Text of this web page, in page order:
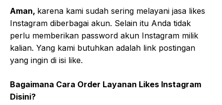
Aman, karena kami sudah sering melayani jasa likes
Instagram diberbagai akun. Selain itu Anda tidak
perlu memberikan password akun Instagram milik
kalian. Yang kami butuhkan adalah link postingan
yang ingin di isi like.
Bagaimana Cara Order Layanan Likes Instagram
Disini?